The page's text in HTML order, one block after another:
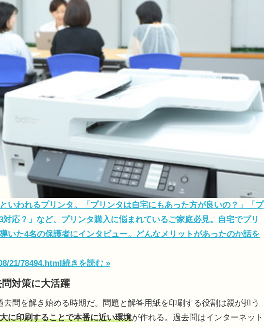
いわれるプリンタ。「プリンタは自宅にもあった方が良いの？」「プ
応？」など、プリンタ購入に悩まれているご家庭必見。自宅でプリ
いた4名の保護者にインタビュー。どんなメリットがあったのか話を
21/78494.html続きを読む »
対策に大活躍
問を解き始める時期だ。問題と解答用紙を印刷する役割は親が担う
に印刷することで本番に近い環境が作れる。過去問はインターネット